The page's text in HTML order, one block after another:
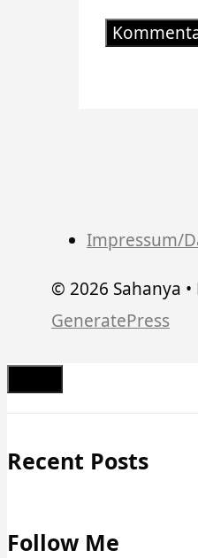
Impressum/
© 2026 Sahanya
GeneratePress
Schließen
Recent Posts
Follow Me